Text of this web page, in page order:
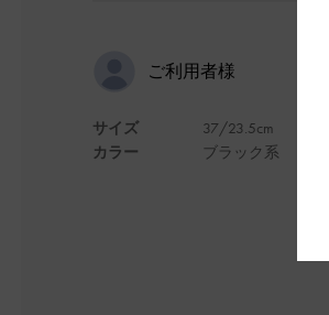
ご利用者様
サイズ
カラー
37/23.5cm
ブラック系